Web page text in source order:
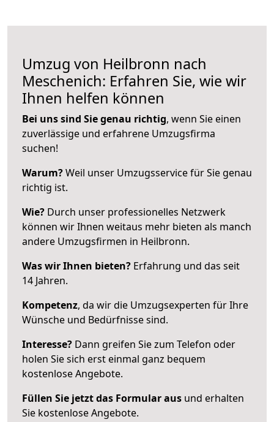
Umzug von Heilbronn nach
Meschenich: Erfahren Sie, wie wir
Ihnen helfen können
Bei uns sind Sie genau richtig, wenn Sie einen
zuverlässige und erfahrene Umzugsfirma
suchen!
Warum?Weil unser Umzugsservice für Sie genau
richtig ist.
Wie? Durch unser professionelles Netzwerk
können wir Ihnen weitaus mehr bieten als manch
andere Umzugsfirmen in Heilbronn.
Was wir Ihnen bieten? Erfahrung und das seit
14 Jahren.
Kompetenz, da wir die Umzugsexperten für Ihre
Wünsche und Bedürfnisse sind.
Interesse? Dann greifen Sie zum Telefon oder
holen Sie sich erst einmal ganz bequem
kostenlose Angebote.
Füllen Sie jetzt das Formular aus und erhalten
Sie kostenlose Angebote.